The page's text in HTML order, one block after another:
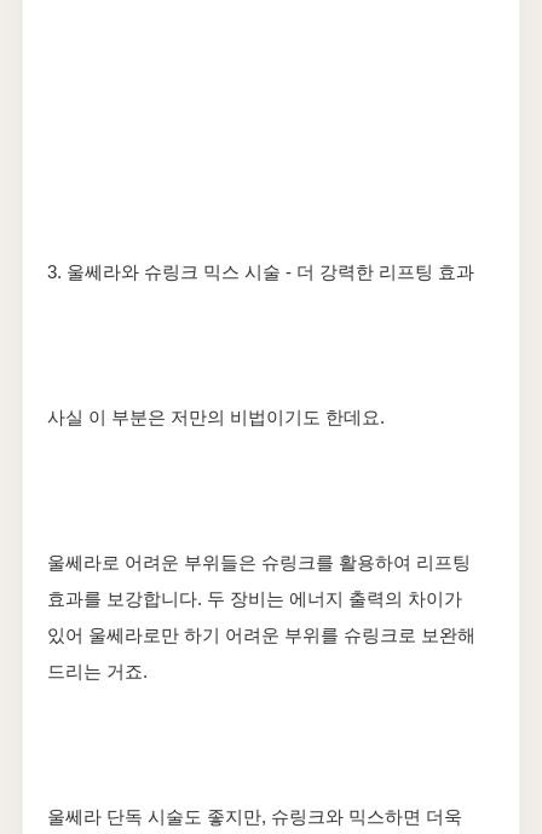
3. 울쎄라와 슈링크 믹스 시술 - 더 강력한 리프팅 효과
사실 이 부분은 저만의 비법이기도 한데요.
울쎄라로 어려운 부위들은 슈링크를 활용하여 리프팅
효과를 보강합니다. 두 장비는 에너지 출력의 차이가
있어 울쎄라로만 하기 어려운 부위를 슈링크로 보완해
드리는 거죠.
울쎄라 단독 시술도 좋지만, 슈링크와 믹스하면 더욱